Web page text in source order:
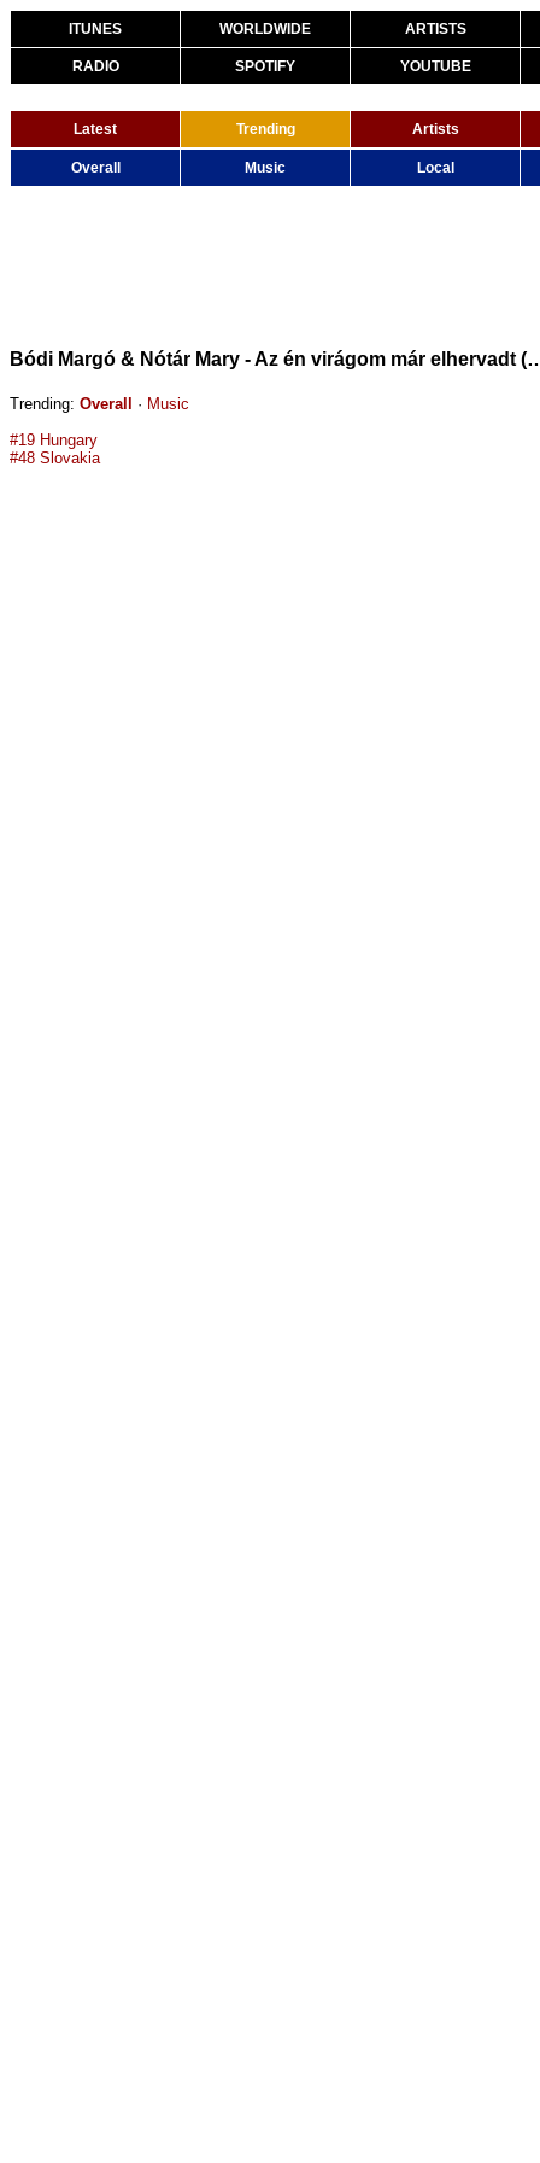
ITUNES WORLDWIDE ARTISTS
RADIO SPOTIFY YOUTUBE
Latest Trending Artists
Overall Music Local
Bódi Margó & Nótár Mary - Az én
Trending: Overall · Music
#19 Hungary
#48 Slovakia